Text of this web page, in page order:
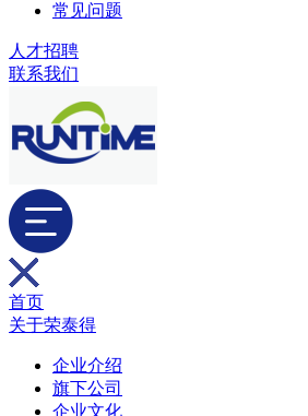
常见问题
人才招聘
联系我们
首页
关于荣泰得
企业介绍
旗下公司
企业文化